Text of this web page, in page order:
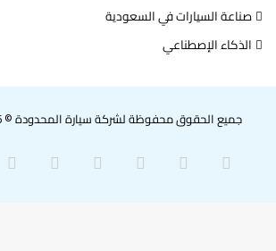
صناعة السيارات في السعودية
الذكاء الإصطناعي
جميع الحقوق محفوظة لشركة سيارة المحدودة © 2026
فيسبوك بينتيريست لينكدإن ‫YouTube